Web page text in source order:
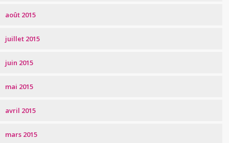
août 2015
juillet 2015
juin 2015
mai 2015
avril 2015
mars 2015